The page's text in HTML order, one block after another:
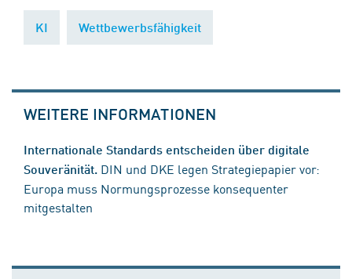
KI Wettbewerbsfähigkeit
WEITERE INFORMATIONEN
Internationale Standards entscheiden über digitale
Souveränität. DIN und DKE legen Strategiepapier vor:
Europa muss Normungsprozesse konsequenter
mitgestalten